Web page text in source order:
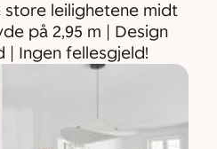
store leilighetene midt
på 2,95 m | Design
| Ingen fellesgjeld!